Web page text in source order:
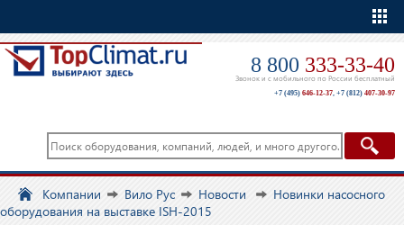
8 800 333-33-40
Звонок и с мобильного по России бесплатный
+7 (495) 646-12-37, +7 (812) 407-30-97
Компании Вило Рус Новости
Новинки насосного
оборудования на выставке ISH-2015